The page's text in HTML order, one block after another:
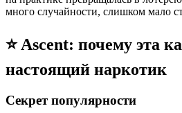
много случайности, слишком мало
⭐ Ascent: почему эта
настоящий наркотик
Секрет популярности